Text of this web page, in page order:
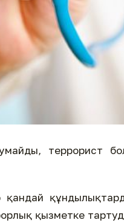
террорист
қандай
қызметке